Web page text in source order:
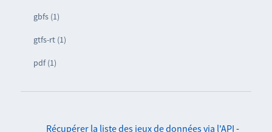
gbfs (1)
gtfs-rt (1)
pdf (1)
Récupérer la liste des jeux de données via l'API -